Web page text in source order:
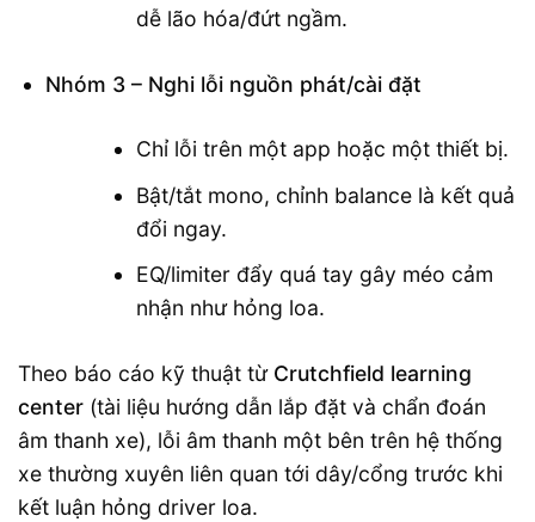
dễ lão hóa/đứt ngầm.
Nhóm 3 – Nghi lỗi nguồn phát/cài đặt
Chỉ lỗi trên một app hoặc một thiết bị.
Bật/tắt mono, chỉnh balance là kết quả
đổi ngay.
EQ/limiter đẩy quá tay gây méo cảm
nhận như hỏng loa.
Theo báo cáo kỹ thuật từ Crutchfield learning
center (tài liệu hướng dẫn lắp đặt và chẩn đoán
âm thanh xe), lỗi âm thanh một bên trên hệ thống
xe thường xuyên liên quan tới dây/cổng trước khi
kết luận hỏng driver loa.